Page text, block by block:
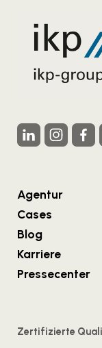
Agentur
Cases
Blog
Karriere
Pressecenter
Zertifizierte